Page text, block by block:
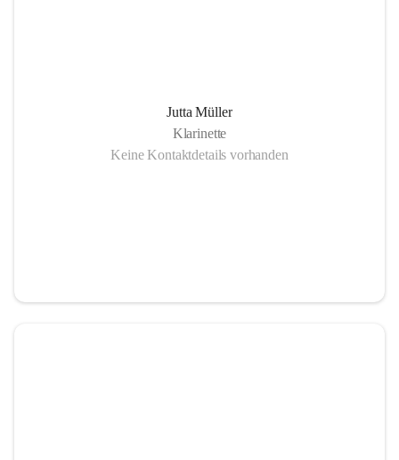
Jutta Müller
Klarinette
Keine Kontaktdetails vorhanden